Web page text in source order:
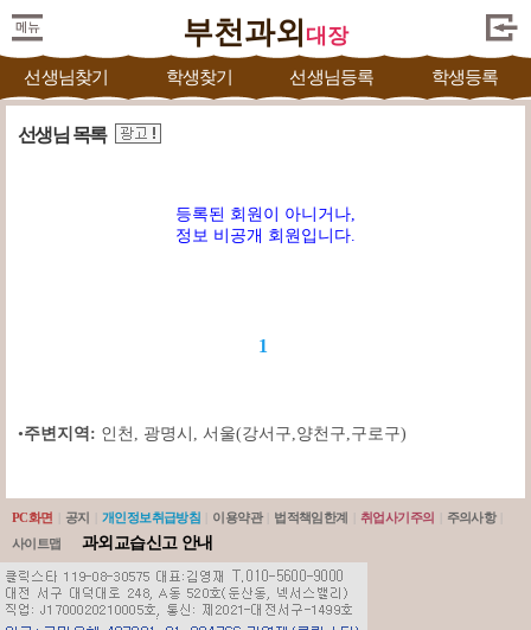
부천과외 대장
선생님찾기 학생찾기 선생님등록 학생등록
선생님 목록
등록된 회원이 아니거나,
정보 비공개 회원입니다.
1
•주변지역: 인천 , 광명시 , 서울(강서구,양천구,구로구)
PC화면 공지 개인정보취급방침 이용약관 법적책임한계 취업사기주의 주의사항
사이트맵
과외교습신고 안내